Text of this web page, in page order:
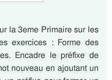
la 3eme Primaire sur les
exercices : Forme des
Encadre le préfixe de
nouveau en ajoutant un